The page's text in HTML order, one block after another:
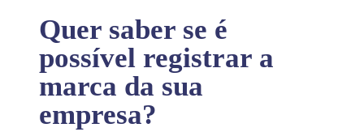
Quer saber se é
possível registrar a
marca da sua
empresa?